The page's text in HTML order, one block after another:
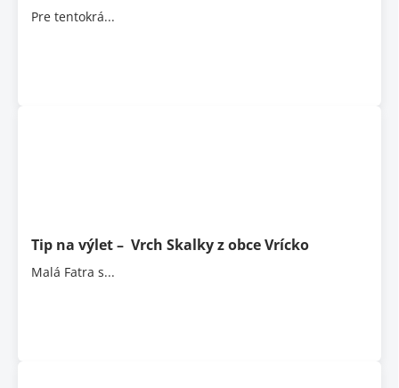
Pre tentokrá...
Tip na výlet – Vrch Skalky z obce Vrícko
Malá Fatra s...